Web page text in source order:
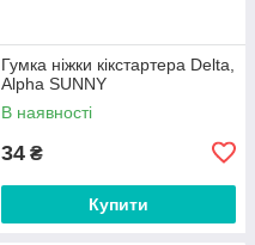
Гумка ніжки кікстартера Delta,
Alpha SUNNY
В наявності
34 ₴
Купити